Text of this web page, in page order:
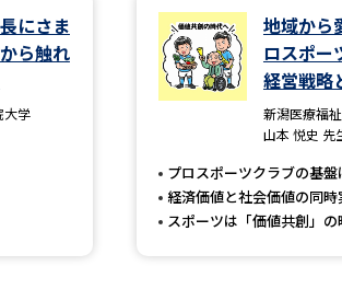
資料の料金の
お支払いについて 受付内
個人情報取扱規定
特定商取引表記
にさま
ら触れ
大学
地域から
ロスポー
経営戦略
新潟医療福
山本 悦史 先
プロスポーツクラブの基盤
経済価値と社会価値の同時
スポーツは「価値共創」の